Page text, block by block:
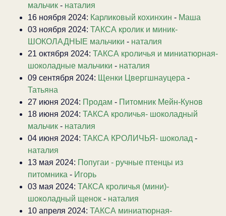
мальчик - наталия
16 ноября 2024: Карликовый кохинхин - Маша
03 ноября 2024: ТАКСА кролик и миник-
ШОКОЛАДНЫЕ мальчики - наталия
21 октября 2024: ТАКСА кроличья и миниатюрная-
шоколадные мальчики - наталия
09 сентября 2024: Щенки Цвергшнауцера -
Татьяна
27 июня 2024: Продам - Питомник Мейн-Кунов
18 июня 2024: ТАКСА кроличья- шоколадный
мальчик - наталия
04 июня 2024: ТАКСА КРОЛИЧЬЯ- шоколад -
наталия
13 мая 2024: Попугаи - ручные птенцы из
питомника - Игорь
03 мая 2024: ТАКСА кроличья (мини)-
шоколадный щенок - наталия
10 апреля 2024: ТАКСА миниатюрная-